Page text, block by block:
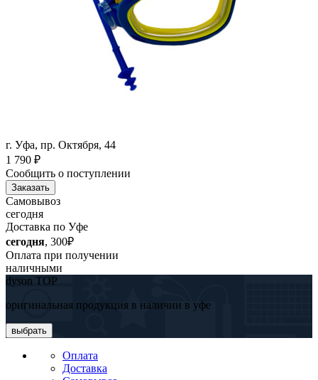
г. Уфа, пр. Октября, 44
1 790 ₽
Сообщить о поступлении
Заказать
Самовывоз
сегодня
Доставка по Уфе
сегодня, 300₽
Оплата при получении
наличными
dyson TOP
оригинальная продукция в наличии в уфе
выбрать
Оплата
Доставка